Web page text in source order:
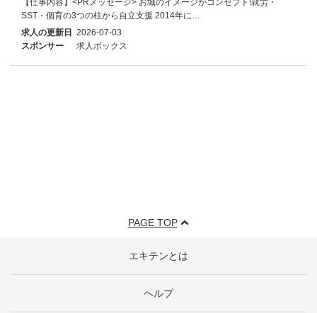
SST・個育の3つの柱から自立支援 2014年に…
求人の更新日 2026-07-03
スポンサー
求人ボックス
PAGE TOP
エキテンとは
ヘルプ